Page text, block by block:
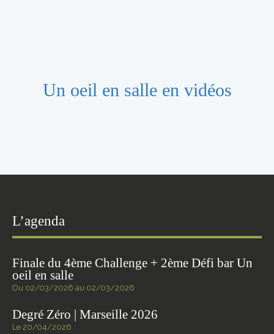
Un oeil en salle en vidéos
L’agenda
Finale du 4ème Challenge + 2ème Défi bar Un
oeil en salle
Du 02/03/2026 au 02/03/2026
Degré Zéro | Marseille 2026
Le 20/04/2026